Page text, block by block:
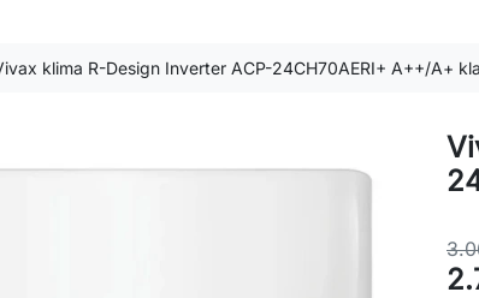
klima R-Design Inverter ACP-24CH70AERI+ A++/A+